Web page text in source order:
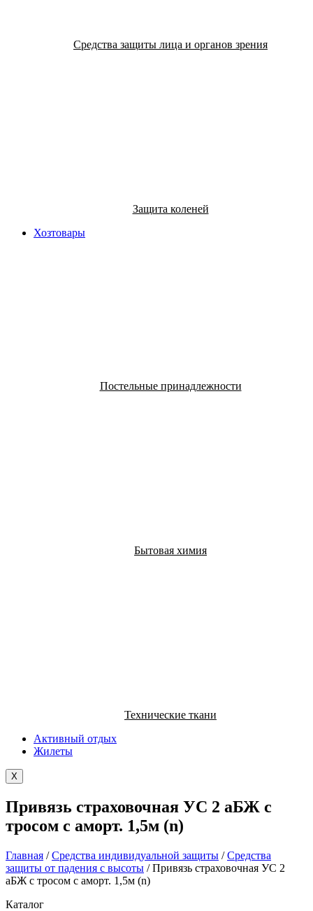
Средства защиты лица и органов зрения
Защита коленей
Хозтовары
Постельные принадлежности
Бытовая химия
Технические ткани
Активный отдых
Жилеты
X
Привязь страховочная УС 2 аБЖ с
тросом с аморт. 1,5м (n)
Главная /Средства индивидуальной защиты /Средства
защиты от падения с высоты / Привязь страховочная УС 2
аБЖ с тросом с аморт. 1,5м (n)
Каталог